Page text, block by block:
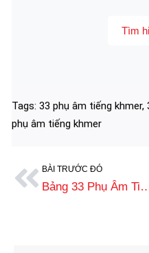
Tìm
Tags: 33 phụ âm tiếng khmer,
phụ âm tiếng khmer
BÀI TRƯỚC ĐÓ
Bảng 33 Phụ Âm Tiếng Khmer Đầy Đủ